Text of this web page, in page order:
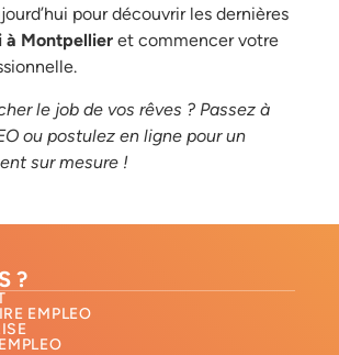
pour découvrir les dernières
à Montpellier et commencer votre
le job de vos rêves ? Passez à
ou postulez en ligne pour un
sur mesure !
?
EMPLEO